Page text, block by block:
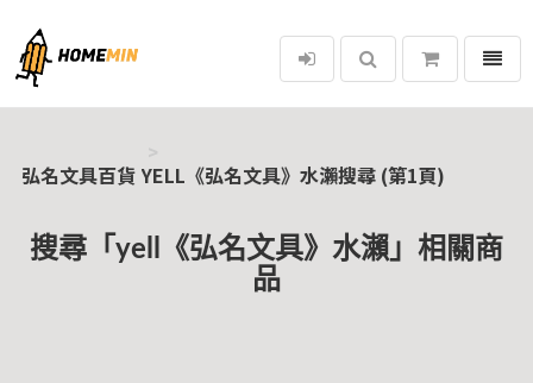
弘名文具百貨
選單
弘名文具百貨 YELL《弘名文具》水瀨搜尋 (第1頁)
搜尋「yell《弘名文具》水瀨」相關商
品